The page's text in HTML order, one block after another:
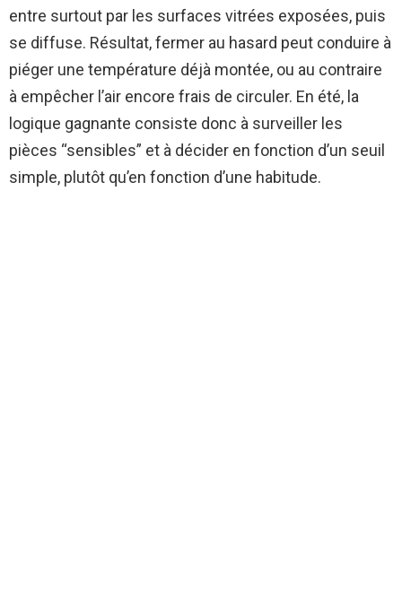
entre surtout par les surfaces vitrées exposées, puis
se diffuse. Résultat, fermer au hasard peut conduire à
piéger une température déjà montée, ou au contraire
à empêcher l’air encore frais de circuler. En été, la
logique gagnante consiste donc à surveiller les
pièces “sensibles” et à décider en fonction d’un seuil
simple, plutôt qu’en fonction d’une habitude.